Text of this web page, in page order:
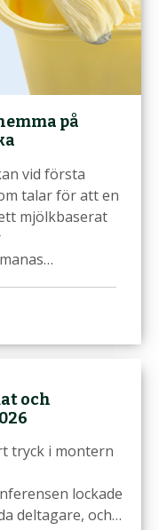
på
vid första
talar för att en
mjölkbaserat
och
tryck i montern
lockade
deltagare, och…